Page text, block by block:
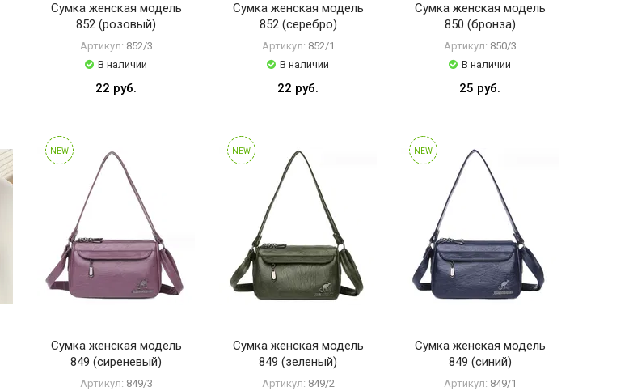
Сумка женская модель
852 (розовый)
Артикул: 852/3
В наличии
22 руб.
Сумка женская модель
852 (серебро)
Артикул: 852/1
В наличии
22 руб.
Сумка женская модель
850 (бронза)
Артикул: 850/3
В наличии
25 руб.
NEW
Сумка женская модель
849 (сиреневый)
Артикул: 849/3
NEW
Сумка женская модель
849 (зеленый)
Артикул: 849/2
NEW
Сумка женская модель
849 (синий)
Артикул: 849/1